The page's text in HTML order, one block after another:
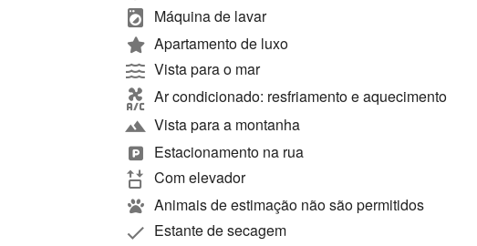
Máquina de lavar
Apartamento de luxo
Vista para o mar
Ar condicionado: resfriamento e aquecimento
Vista para a montanha
Estacionamento na rua
Com elevador
Animais de estimação não são permitidos
Estante de secagem